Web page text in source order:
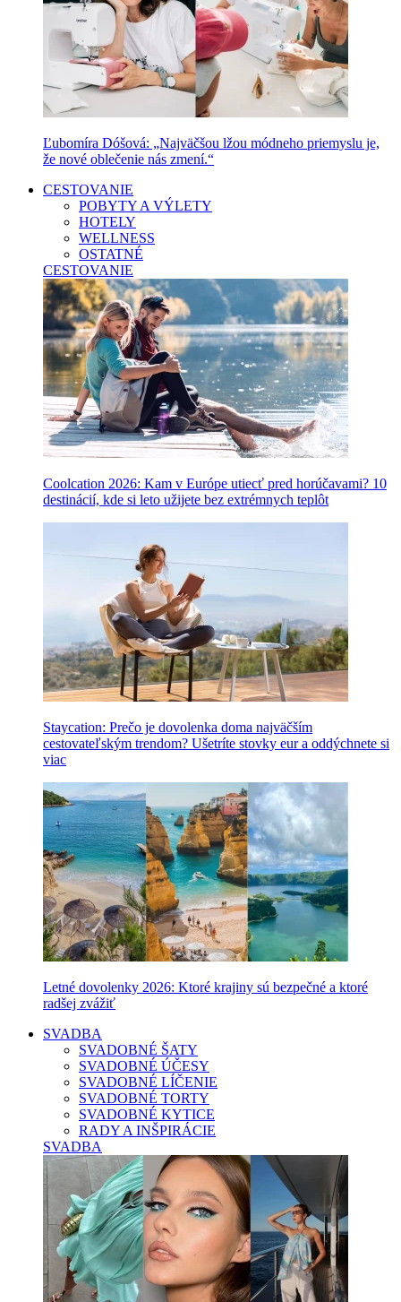
Ľubomíra Dóšová: „Najväčšou lžou módneho priemyslu je,
že nové oblečenie nás zmení.“
CESTOVANIE
POBYTY A VÝLETY
HOTELY
WELLNESS
OSTATNÉ
CESTOVANIE
Coolcation 2026: Kam v Európe utiecť pred horúčavami? 10
destinácií, kde si leto užijete bez extrémnych teplôt
Staycation: Prečo je dovolenka doma najväčším
cestovateľským trendom? Ušetríte stovky eur a oddýchnete si
viac
Letné dovolenky 2026: Ktoré krajiny sú bezpečné a ktoré
radšej zvážiť
SVADBA
SVADOBNÉ ŠATY
SVADOBNÉ ÚČESY
SVADOBNÉ LÍČENIE
SVADOBNÉ TORTY
SVADOBNÉ KYTICE
RADY A INŠPIRÁCIE
SVADBA